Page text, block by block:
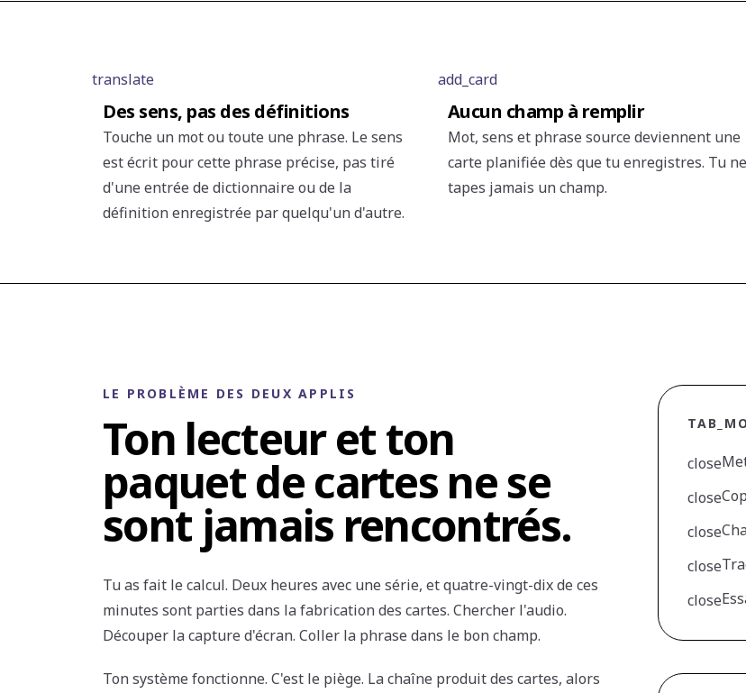
translate
Des sens, pas des définitions
Touche un mot ou toute une phrase. Le sens
est écrit pour cette phrase précise, pas tiré
d'une entrée de dictionnaire ou de la
définition enregistrée par quelqu'un d'autre.
add_card
Aucun champ à remplir
Mot, sens et phrase source deviennent une
carte planifiée dès que tu enregistres. Tu ne
tapes jamais un champ.
LE PROBLÈME DES DEUX APPLIS
Ton lecteur et ton
paquet de cartes ne se
sont jamais rencontrés.
Tu as fait le calcul. Deux heures avec une série, et quatre-vingt-dix de ces
minutes sont parties dans la fabrication des cartes. Chercher l'audio.
Découper la capture d'écran. Coller la phrase dans le bon champ.
Ton système fonctionne. C'est le piège. La chaîne produit des cartes, alors
close
close
close
close
close